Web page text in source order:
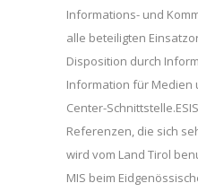
Informations- und
alle beteiligten
Disposition durch
Information für Medien
Center-
Referenzen, die sich
wird vom Land Tirol
MIS beim